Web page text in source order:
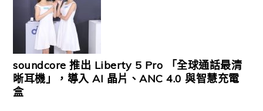
soundcore 推出 Liberty 5 Pro 「全球通話最清
晰耳機」，導入 AI 晶片、ANC 4.0 與智慧充電
盒